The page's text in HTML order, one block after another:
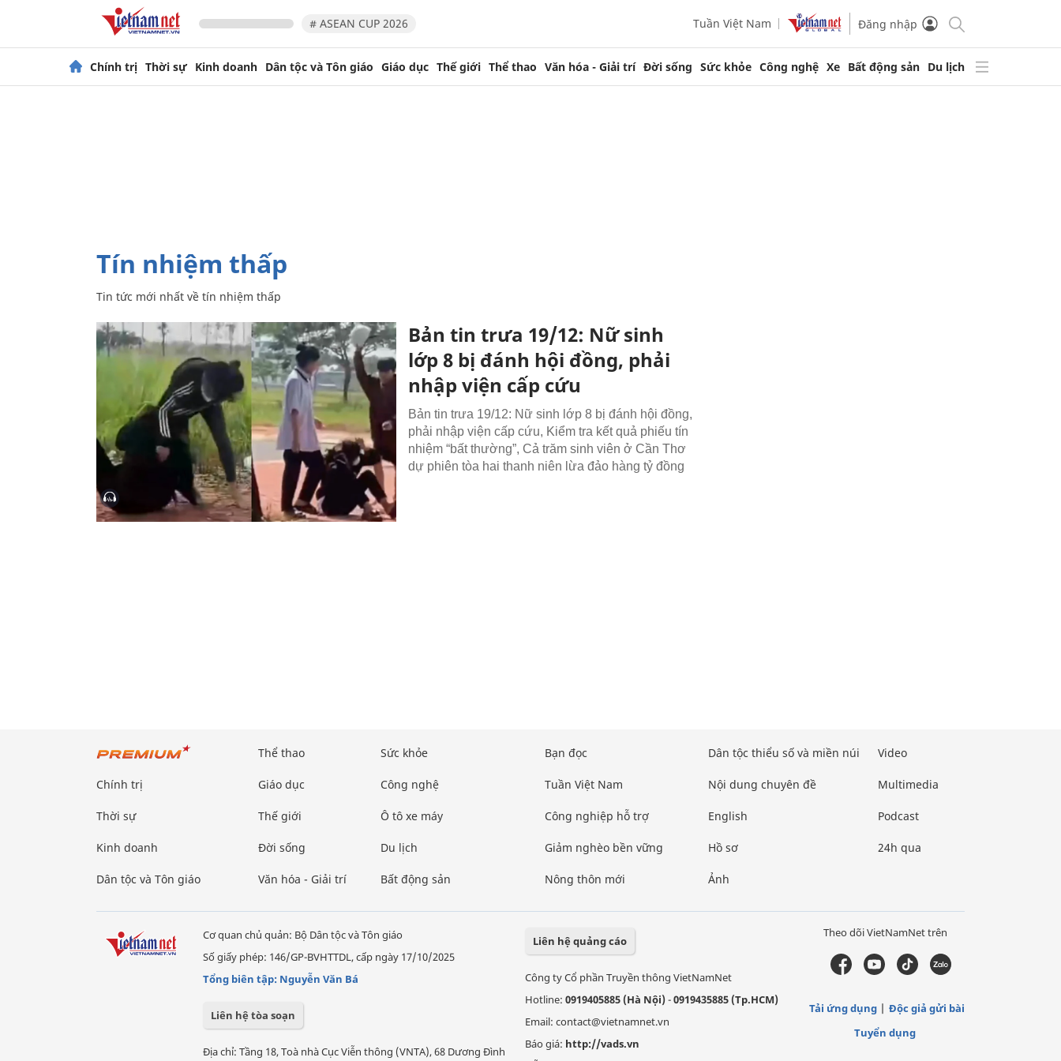
# ASEAN CUP 2026 Tuần Việt Nam Đăng nhập
Chính trị Thời sự Kinh doanh Dân tộc và Tôn giáo Giáo dục Thế giới Thể thao Văn hóa - Giải trí Đời sống Sức khỏe Công nghệ Xe Bất động sản Du lịch
tín nhiệm thấp
Tin tức mới nhất về tín nhiệm thấp
Bản tin trưa 19/12: Nữ sinh
lớp 8 bị đánh hội đồng, phải
nhập viện cấp cứu
Bản tin trưa 19/12: Nữ sinh lớp 8 bị đánh hội đồng,
phải nhập viện cấp cứu, Kiểm tra kết quả phiếu tín
nhiệm “bất thường”, Cả trăm sinh viên ở Cần Thơ
dự phiên tòa hai thanh niên lừa đảo hàng tỷ đồng
Chính trị
Thời sự
Kinh doanh
Dân tộc và Tôn giáo
Thể thao
Giáo dục
Thế giới
Đời sống
Văn hóa - Giải trí
Sức khỏe
Công nghệ
Ô tô xe máy
Du lịch
Bất động sản
Bạn đọc
Tuần Việt Nam
Công nghiệp hỗ trợ
Giảm nghèo bền vững
Nông thôn mới
Dân tộc thiểu số và miền núi
Nội dung chuyên đề
English
Hồ sơ
Ảnh
Video
Multimedia
Podcast
24h qua
Cơ quan chủ quản: Bộ Dân tộc và Tôn giáo
Số giấy phép: 146/GP-BVHTTDL, cấp ngày 17/10/2025
Tổng biên tập: Nguyễn Văn Bá
Liên hệ tòa soạn
Địa chỉ: Tầng 18, Toà nhà Cục Viễn thông (VNTA), 68 Dương Đình
Liên hệ quảng cáo
Công ty Cổ phần Truyền thông VietNamNet
Hotline: 0919405885 (Hà Nội)-0919435885 (Tp.HCM)
Email: contact@vietnamnet.vn
Báo giá: http://vads.vn
Theo dõi VietNamNet trên
Tải ứng dụng
Độc giả gửi bài
Tuyển dụng